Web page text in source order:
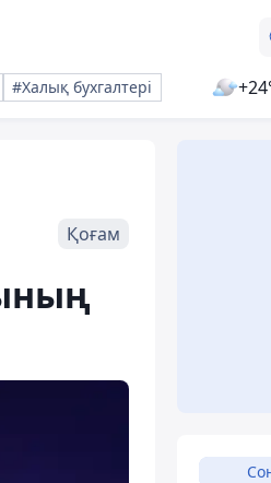
#Халық бухгалтері
Қоғам